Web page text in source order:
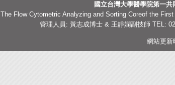
國立台灣大學醫學院第一
The Flow Cytometric Analyzing and Sorting Coreof the
管理人員: 黃志成博士 & 王靜嫻副技師 TEL:
網站更新